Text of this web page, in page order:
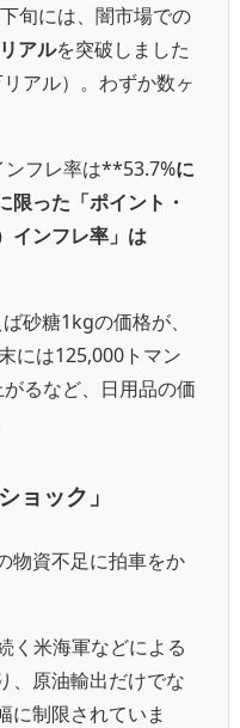
旬には、闇市場での
アルを突破しました
アル）。わずか数ヶ
ンフレ率は**53.7%に
限った「ポイント・
インフレ率」は
砂糖1kgの価格が、
には125,000トマン
るなど、日用品の価
ョック」
物資不足に拍車をか
く米海軍などによる
、原油輸出だけでな
に制限されていま